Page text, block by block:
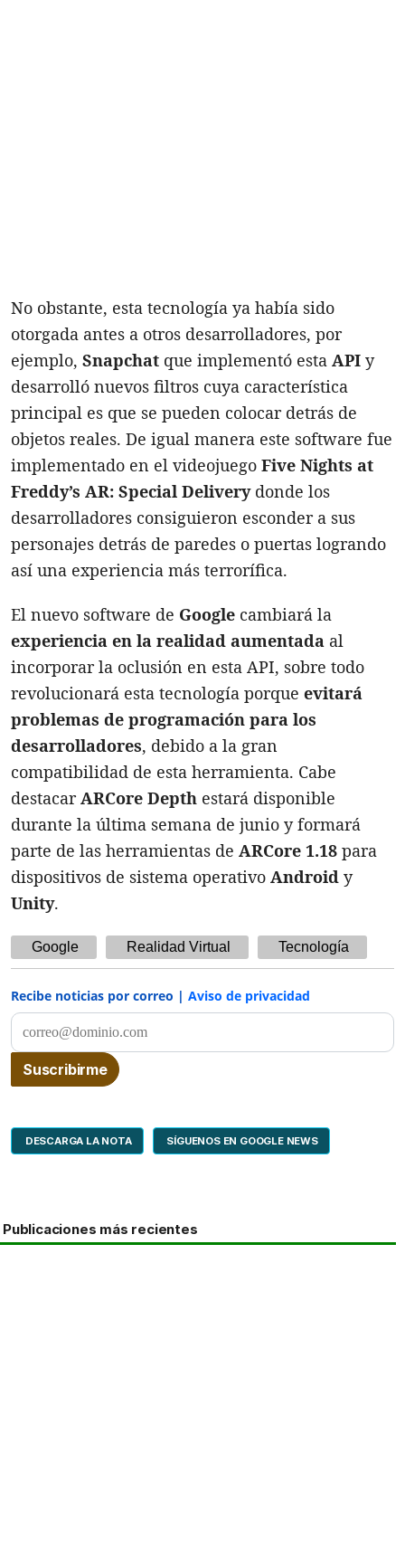
No obstante, esta tecnología ya había sido
otorgada antes a otros desarrolladores, por
ejemplo, Snapchat que implementó esta API y
desarrolló nuevos filtros cuya característica
principal es que se pueden colocar detrás de
objetos reales. De igual manera este software fue
implementado en el videojuego Five Nights at
Freddy’s AR: Special Deliverydonde los
desarrolladores consiguieron esconder a sus
personajes detrás de paredes o puertas logrando
así una experiencia más terrorífica.
El nuevo software de Google cambiará la
experiencia en la realidad aumentada al
incorporar la oclusión en esta API, sobre todo
revolucionará esta tecnología porque evitará
problemas de programación para los
desarrolladores, debido a la gran
compatibilidad de esta herramienta. Cabe
destacarARCore Depth estará disponible
durante la última semana de junio y formará
parte de las herramientas de ARCore 1.18 para
dispositivos de sistema operativo Android y
Unity.
Google Realidad Virtual Tecnología
Recibe noticias por correo | Aviso de privacidad
DESCARGA LA NOTA SÍGUENOS EN GOOGLE NEWS
Publicaciones más recientes